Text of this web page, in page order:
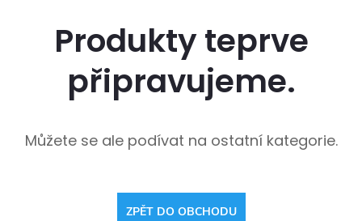
Produkty teprve
připravujeme.
Můžete se ale podívat na ostatní kategorie.
ZPĚT DO OBCHODU